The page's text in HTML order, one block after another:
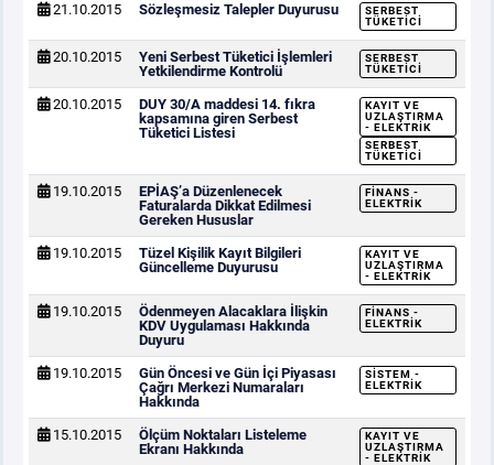
21.10.2015 Sözleşmesiz Talepler Duyurusu
SERBEST
TÜKETICI
20.10.2015
Yeni Serbest Tüketici İşlemleri
Yetkilendirme Kontrolü
SERBEST
TÜKETICI
20.10.2015
DUY 30/A maddesi 14. fıkra
kapsamına giren Serbest
Tüketici Listesi
KAYIT VE
UZLAŞTIRMA
- ELEKTRIK
SERBEST
TÜKETICI
19.10.2015
EPİAŞ’a Düzenlenecek
Faturalarda Dikkat Edilmesi
Gereken Hususlar
FINANS -
ELEKTRIK
19.10.2015
Tüzel Kişilik Kayıt Bilgileri
Güncelleme Duyurusu
KAYIT VE
UZLAŞTIRMA
- ELEKTRIK
19.10.2015
Ödenmeyen Alacaklara İlişkin
KDV Uygulaması Hakkında
Duyuru
FINANS -
ELEKTRIK
19.10.2015
Gün Öncesi ve Gün İçi Piyasası
Çağrı Merkezi Numaraları
Hakkında
SISTEM -
ELEKTRIK
15.10.2015
Ölçüm Noktaları Listeleme
Ekranı Hakkında
KAYIT VE
UZLAŞTIRMA
- ELEKTRIK